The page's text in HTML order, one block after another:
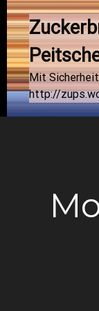
Mit
http://